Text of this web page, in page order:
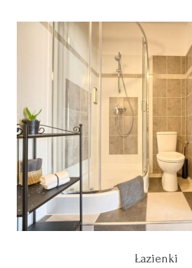
Łazienki